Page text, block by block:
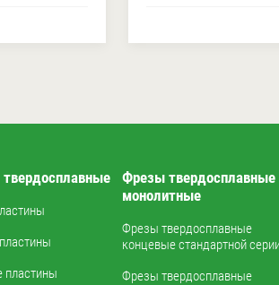
пластины
Фрезы твердосплавные
монолитные
Фрезы твердосплавные
концевые стандартной
Фрезы твердосплавные